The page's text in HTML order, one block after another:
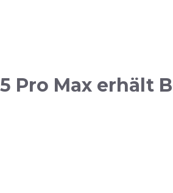
Pro Max erhält